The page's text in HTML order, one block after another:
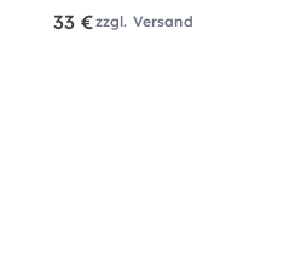
33 €zzgl. Versand